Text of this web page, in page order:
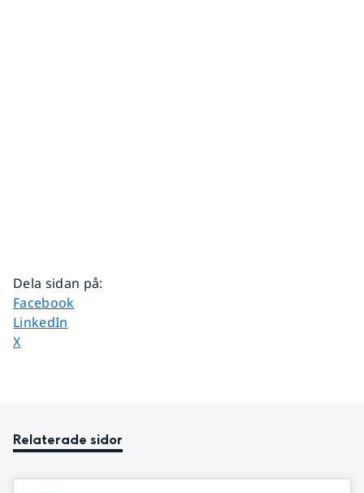
Dela sidan på:
Dela sidan på
Facebook
Dela sidan på
LinkedIn
Dela sidan på
X
Relaterade sidor